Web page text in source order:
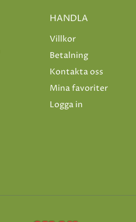
HANDLA
Villkor
Betalning
Kontakta oss
Mina favoriter
Logga in